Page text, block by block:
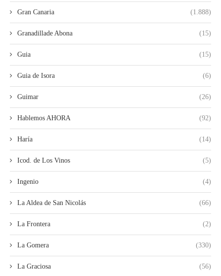
Gran Canaria (1.888)
Granadillade Abona (15)
Guia (15)
Guia de Isora (6)
Guimar (26)
Hablemos AHORA (92)
Haría (14)
Icod. de Los Vinos (5)
Ingenio (4)
La Aldea de San Nicolás (66)
La Frontera (2)
La Gomera (330)
La Graciosa (56)